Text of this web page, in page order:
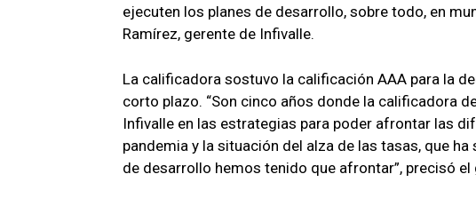
ejecuten los planes de desarrollo, sobre todo, en
Ramírez, gerente de Infivalle.
La calificadora sostuvo la calificación AAA para la
corto plazo. “Son cinco años donde la calificadora
Infivalle en las estrategias para poder afrontar las
pandemia y la situación del alza de las tasas, que
de desarrollo hemos tenido que afrontar”, precisó el